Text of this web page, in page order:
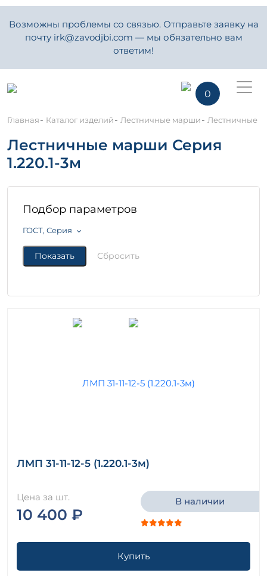
Возможны проблемы со связью. Отправьте заявку на
почту irk@zavodjbi.com — мы обязательно вам
ответим!
0
Главная- Каталог изделий- Лестничные марши- Лестничные
Лестничные марши Серия
1.220.1-3м
Подбор параметров
ГОСТ, Серия
ЛМП 31-11-12-5 (1.220.1-3м)
Цена за шт.
10 400 ₽
В наличии
Купить